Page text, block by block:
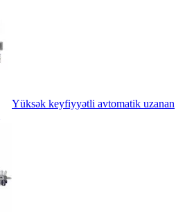
Yüksək keyfiyyətli avtomatik uzanan